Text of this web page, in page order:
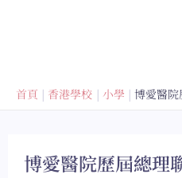
首頁 香港學校 小學 博愛醫
博愛醫院歷屆總理